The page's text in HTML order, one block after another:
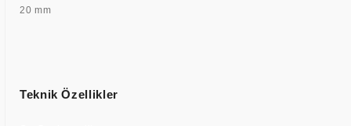
20 mm
Teknik Özellikler